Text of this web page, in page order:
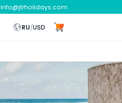
info@jtrholidays.com
RU/USD